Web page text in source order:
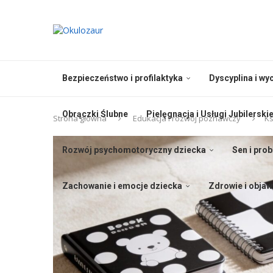
Bezpieczeństwo i profilaktyka Dyscyplina i
Obrączki Ślubne Pielęgnacja i Usługi Jubilerskie
Rozwój psychomotoryczny dziecka Sen i
Zachowanie i emocje dziecka Zdrowie i
Strona główna Edukacja i rozwój poznawczy